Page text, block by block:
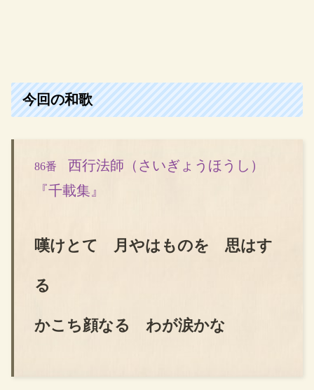
今回の和歌
86番 西行法師（さいぎょうほうし）
『千載集』
嘆けとて 月やはものを 思はす
る
かこち顔なる わが涙かな